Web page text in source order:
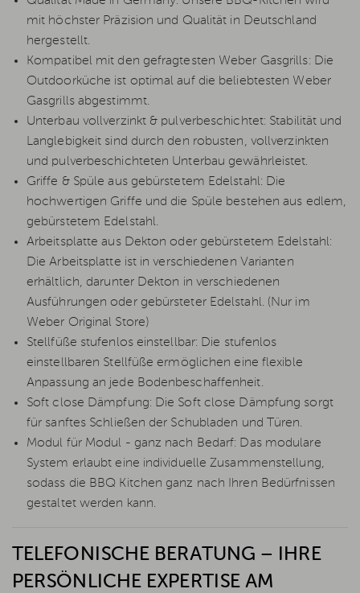
mit höchster Präzision und Qualität in Deutschland
hergestellt.
Kompatibel mit den gefragtesten Weber Gasgrills: Die
Outdoorküche ist optimal auf die beliebtesten Weber
Gasgrills abgestimmt.
Unterbau vollverzinkt & pulverbeschichtet: Stabilität und
Langlebigkeit sind durch den robusten, vollverzinkten
und pulverbeschichteten Unterbau gewährleistet.
Griffe & Spüle aus gebürstetem Edelstahl: Die
hochwertigen Griffe und die Spüle bestehen aus edlem,
gebürstetem Edelstahl.
Arbeitsplatte aus Dekton oder gebürstetem Edelstahl:
Die Arbeitsplatte ist in verschiedenen Varianten
erhältlich, darunter Dekton in verschiedenen
Ausführungen oder gebürsteter Edelstahl. (Nur im
Weber Original Store)
Stellfüße stufenlos einstellbar: Die stufenlos
einstellbaren Stellfüße ermöglichen eine flexible
Anpassung an jede Bodenbeschaffenheit.
Soft close Dämpfung: Die Soft close Dämpfung sorgt
für sanftes Schließen der Schubladen und Türen.
Modul für Modul - ganz nach Bedarf: Das modulare
System erlaubt eine individuelle Zusammenstellung,
sodass die BBQ Kitchen ganz nach Ihren Bedürfnissen
gestaltet werden kann.
TELEFONISCHE BERATUNG – IHRE
PERSÖNLICHE EXPERTISE AM